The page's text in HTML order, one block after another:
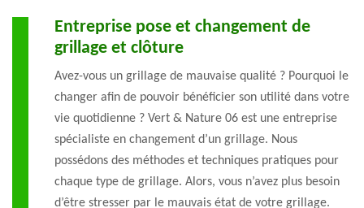
Entreprise pose et changement de
grillage et clôture
Avez-vous un grillage de mauvaise qualité ? Pourquoi le
changer afin de pouvoir bénéficier son utilité dans votre
vie quotidienne ? Vert & Nature 06 est une entreprise
spécialiste en changement d’un grillage. Nous
possédons des méthodes et techniques pratiques pour
chaque type de grillage. Alors, vous n’avez plus besoin
d’être stresser par le mauvais état de votre grillage.